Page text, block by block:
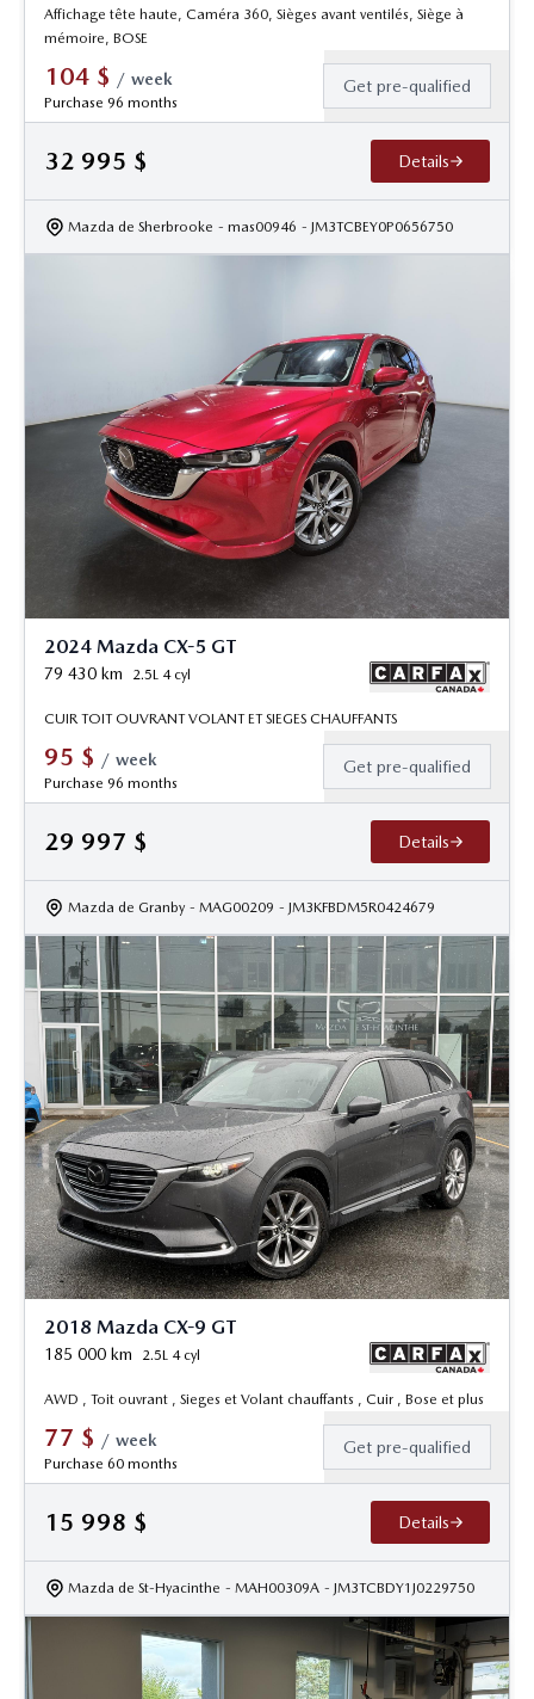
Affichage tête haute, Caméra 360, Sièges avant ventilés, Siège à
mémoire, BOSE
104 $ / week
Purchase 96 months
Get pre-qualified
32 995 $ Details
Mazda de Sherbrooke - mas00946 - JM3TCBEY0P0656750
2024 Mazda CX-5 GT
79 430 km 2.5L 4 cyl
CUIR TOIT OUVRANT VOLANT ET SIEGES CHAUFFANTS
95 $ / week
Purchase 96 months
Get pre-qualified
29 997 $ Details
Mazda de Granby - MAG00209 - JM3KFBDM5R0424679
2018 Mazda CX-9 GT
185 000 km 2.5L 4 cyl
AWD , Toit ouvrant , Sieges et Volant chauffants , Cuir , Bose et plus
77 $ / week
Purchase 60 months
Get pre-qualified
15 998 $ Details
Mazda de St-Hyacinthe - MAH00309A - JM3TCBDY1J0229750